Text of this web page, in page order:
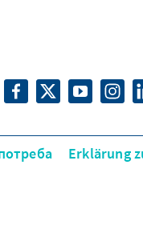
Erklärung